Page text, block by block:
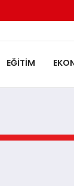
EĞITIM